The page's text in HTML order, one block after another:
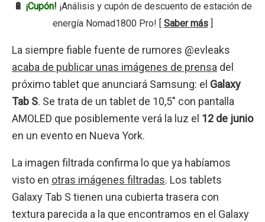
🔋 ¡Cupón! ¡Análisis y cupón de descuento de estación de
energía Nomad1800 Pro! [ Saber más]
La siempre fiable fuente de rumores @evleaks
acaba de publicar unas imágenes de prensa del
próximo tablet que anunciará Samsung: el Galaxy
Tab S. Se trata de un tablet de 10,5″ con pantalla
AMOLED que posiblemente verá la luz el 12 de junio
en un evento en Nueva York.
La imagen filtrada confirma lo que ya habíamos
visto en otras imágenes filtradas. Los tablets
Galaxy Tab S tienen una cubierta trasera con
textura parecida a la que encontramos en el Galaxy